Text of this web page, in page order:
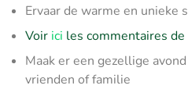
Ervaar de warme en unieke
Voir ici les commentaires
Maak er een gezellige
vrienden of familie